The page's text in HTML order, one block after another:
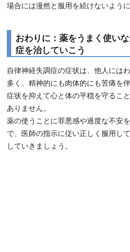
場合には漫然と服用を続けないように
おわりに：薬をうまく使い
症を治していこう
自律神経失調症の症状は、他人には
多く、精神的にも肉体的にも苦痛を
症状を抑えて心と体の平穏を守るこ
ありません。
薬の使うことに罪悪感や過度な不安
で、医師の指示に従い正しく服用し
していきましょう。